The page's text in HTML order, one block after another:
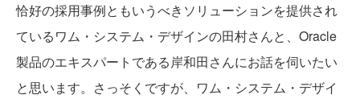
恰好の採用事例ともいうべきソリューションを提供され
ているワム・システム・デザインの田村さんと、Oracle
製品のエキスパートである岸和田さんにお話を伺いたい
と思います。さっそくですが、ワム・システム・デザイ